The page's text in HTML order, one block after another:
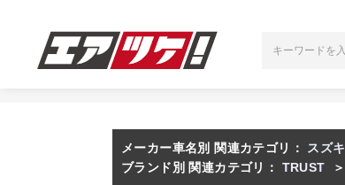
メーカー車名別 関連カテゴリ： スズキ
ブランド別 関連カテゴリ：
TRUST ＞